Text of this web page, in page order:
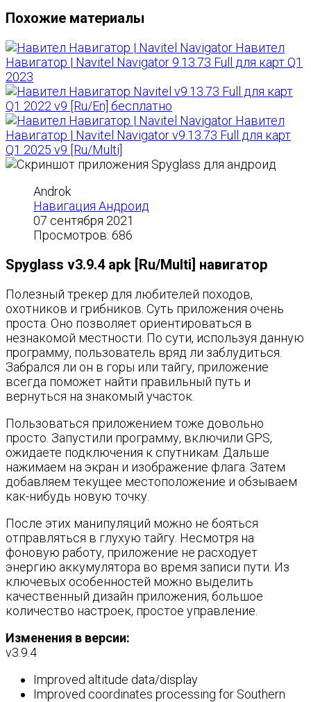
Похожие материалы
Навител
Навигатор | Navitel Navigator 9.13.73 Full для карт Q1
2023
Navitel v9.13.73 Full для карт
Q1 2022 v9 [Ru/En] бесплатно
Навител
Навигатор | Navitel Navigator v9.13.73 Full для карт
Q1 2025 v9 [Ru/Multi]
Androk
Навигация Андроид
07 сентября 2021
Просмотров: 686
Spyglass v3.9.4 apk [Ru/Multi] навигатор
Полезный трекер для любителей походов,
охотников и грибников. Суть приложения очень
проста. Оно позволяет ориентироваться в
незнакомой местности. По сути, используя данную
программу, пользователь вряд ли заблудиться.
Забрался ли он в горы или тайгу, приложение
всегда поможет найти правильный путь и
вернуться на знакомый участок.
Пользоваться приложением тоже довольно
просто. Запустили программу, включили GPS,
ожидаете подключения к спутникам. Дальше
нажимаем на экран и изображение флага. Затем
добавляем текущее местоположение и обзываем
как-нибудь новую точку.
После этих манипуляций можно не бояться
отправляться в глухую тайгу. Несмотря на
фоновую работу, приложение не расходует
энергию аккумулятора во время записи пути. Из
ключевых особенностей можно выделить
качественный дизайн приложения, большое
количество настроек, простое управление.
Изменения в версии:
v3.9.4
Improved altitude data/display
Improved coordinates processing for Southern